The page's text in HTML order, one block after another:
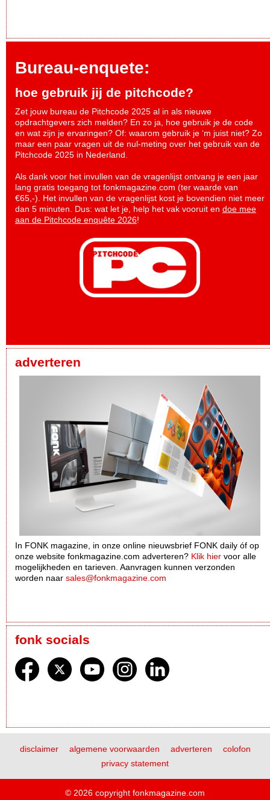
Bureau-enquete:
hoe gebruik jij de pitchcode?
Zet jouw bureau de Pitchcode 2025 al in als nieuwe
opdrachtgevers zich melden? En zo ja, hoe gebruik je de code
en wat zijn je ervaringen? Of: waarom gebruik je ‘m juist niet? Zo
maar een paar vragen uit de nul-meting over het gebruik van de
Pitchcode 2025 in Nederland.
Als dank voor het invullen van de vragenlijst ontvang je een jaar
lang gratis toegang tot fonkmagazine.com (ter waarde van
€65,-). Het invullen van de vragenlijst kost je bovendien niet meer
dan 5 minuten. Dus: wat let je, help het vak vooruit en doe mee
aan de Pitchcode enquête 2026!
adverteren
In FONK magazine, in onze online nieuwsbrief FONK daily óf op
onze website fonkmagazine.com adverteren? Klik hier voor alle
mogelijkheden en tarieven. Aanvragen kunnen verzonden
worden naar sales@fonkmagazine.com
fonk socials
disclaimer algemene voorwaarden adverteren
colofon
privacy statement
© 2026 copyright fonkmagazine.com